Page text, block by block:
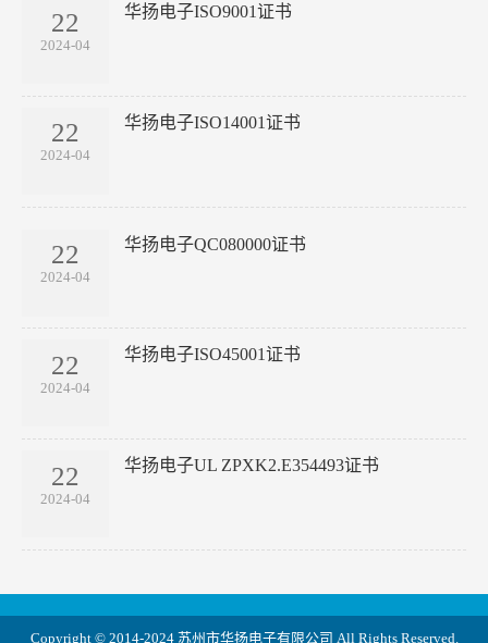
22
2024-04
华扬电子ISO9001证书
22
2024-04
华扬电子ISO14001证书
22
2024-04
华扬电子QC080000证书
22
2024-04
华扬电子ISO45001证书
22
2024-04
华扬电子UL ZPXK2.E354493证书
Copyright © 2014-2024 苏州市华扬电子有限公司 All Rights Reserved.